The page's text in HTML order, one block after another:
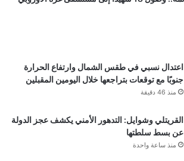
اعتدال نسبي في طقس الشمال وارتفاع الحرارة
جنوبًا مع توقعات بتراجعها خلال اليومين المقبلين
منذ 46 دقيقة
القريتلي وشوايل: التدهور الأمني يكشف عجز الدولة
عن بسط سلطتها
منذ ساعة واحدة